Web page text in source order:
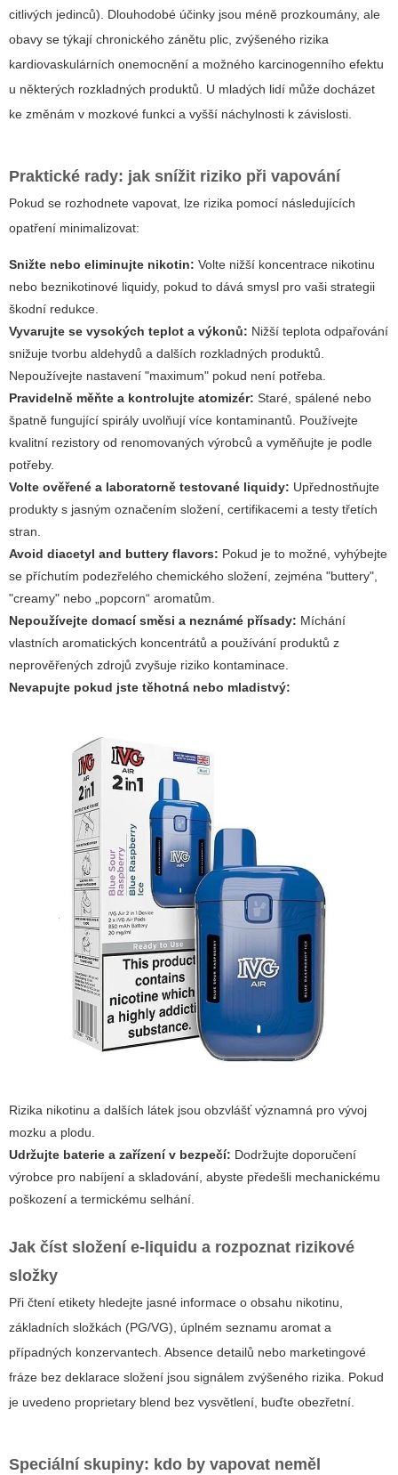
citlivých jedinců). Dlouhodobé účinky jsou méně prozkoumány, ale
obavy se týkají chronického zánětu plic, zvýšeného rizika
kardiovaskulárních onemocnění a možného karcinogenního efektu
u některých rozkladných produktů. U mladých lidí může docházet
ke změnám v mozkové funkci a vyšší náchylnosti k závislosti.
Praktické rady: jak snížit riziko při vapování
Pokud se rozhodnete vapovat, lze rizika pomocí následujících
opatření minimalizovat:
Snižte nebo eliminujte nikotin: Volte nižší koncentrace nikotinu
nebo beznikotinové liquidy, pokud to dává smysl pro vaši strategii
škodní redukce.
Vyvarujte se vysokých teplot a výkonů: Nižší teplota odpařování
snižuje tvorbu aldehydů a dalších rozkladných produktů.
Nepoužívejte nastavení "maximum" pokud není potřeba.
Pravidelně měňte a kontrolujte atomizér: Staré, spálené nebo
špatně fungující spirály uvolňují více kontaminantů. Používejte
kvalitní rezistory od renomovaných výrobců a vyměňujte je podle
potřeby.
Volte ověřené a laboratorně testované liquidy: Upřednostňujte
produkty s jasným označením složení, certifikacemi a testy třetích
stran.
Avoid diacetyl and buttery flavors: Pokud je to možné, vyhýbejte
se příchutím podezřelého chemického složení, zejména "buttery",
"creamy" nebo „popcorn“ aromatům.
Nepoužívejte domací směsi a neznámé přísady: Míchání
vlastních aromatických koncentrátů a používání produktů z
neprověřených zdrojů zvyšuje riziko kontaminace.
Nevapujte pokud jste těhotná nebo mladistvý:
Rizika nikotinu a dalších látek jsou obzvlášť významná pro vývoj
mozku a plodu.
Udržujte baterie a zařízení v bezpečí: Dodržujte doporučení
výrobce pro nabíjení a skladování, abyste předešli mechanickému
poškození a termickému selhání.
Jak číst složení e‑liquidu a rozpoznat rizikové
složky
Při čtení etikety hledejte jasné informace o obsahu nikotinu,
základních složkách (PG/VG), úplném seznamu aromat a
případných konzervantech. Absence detailů nebo marketingové
fráze bez deklarace složení jsou signálem zvýšeného rizika. Pokud
je uvedeno proprietary blend bez vysvětlení, buďte obezřetní.
Speciální skupiny: kdo by vapovat neměl